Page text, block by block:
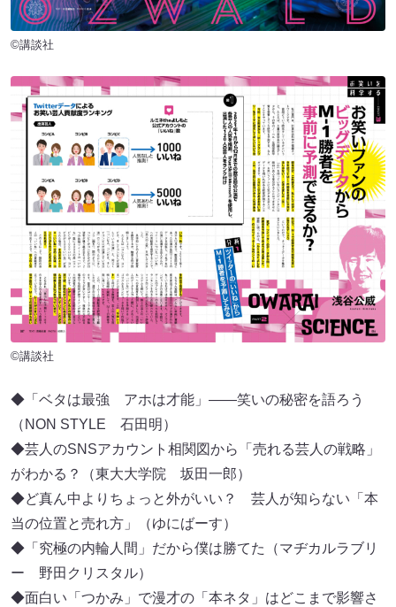
©講談社
©講談社
◆「ベタは最強 アホは才能」――笑いの秘密を語ろう
（NON STYLE 石田明）
◆芸人のSNSアカウント相関図から「売れる芸人の戦略」
がわかる？（東大大学院 坂田一郎）
◆ど真ん中よりちょっと外がいい？ 芸人が知らない「本
当の位置と売れ方」（ゆにばーす）
◆「究極の内輪人間」だから僕は勝てた（マヂカルラブリ
ー 野田クリスタル）
◆面白い「つかみ」で漫才の「本ネタ」はどこまで影響さ